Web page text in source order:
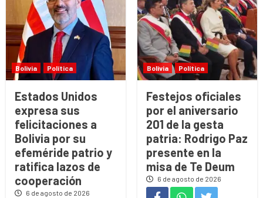
Bolivia Política
Estados Unidos
expresa sus
felicitaciones a
Bolivia por su
efeméride patrio y
ratifica lazos de
cooperación
6 de agosto de 2026
Bolivia Política
Festejos oficiales
por el aniversario
201 de la gesta
patria: Rodrigo Paz
presente en la
misa de Te Deum
6 de agosto de 2026